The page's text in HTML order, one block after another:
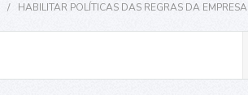
/ HABILITAR POLÍTICAS DAS REGRAS DA EMPRESA